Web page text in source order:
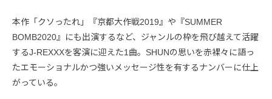
本作「クソったれ」『京都大作戦2019』や『SUMMER
BOMB2020』にも出演するなど、ジャンルの枠を飛び越えて活躍
するJ-REXXXを客演に迎えた1曲。SHUNの思いを赤裸々に語っ
たエモーショナルかつ強いメッセージ性を有するナンバーに仕上
がっている。